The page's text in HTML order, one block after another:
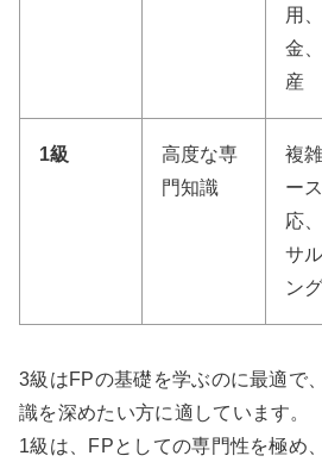
用
金
産
1級
高度な専
門知識
複
ー
応
サ
ン
3級はFPの基礎を学ぶのに最適で
識を深めたい方に適しています。
1級は、FPとしての専門性を極め